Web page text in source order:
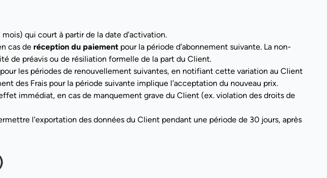
qui court à partir de la date d'activation.
cas de réception du paiement pour la période d'abonnement suivante. La non-
de préavis ou de résiliation formelle de la part du Client.
les périodes de renouvellement suivantes, en notifiant cette variation au Client
des Frais pour la période suivante implique l'acceptation du nouveau prix.
immédiat, en cas de manquement grave du Client (ex. violation des droits de
l'exportation des données du Client pendant une période de 30 jours, après